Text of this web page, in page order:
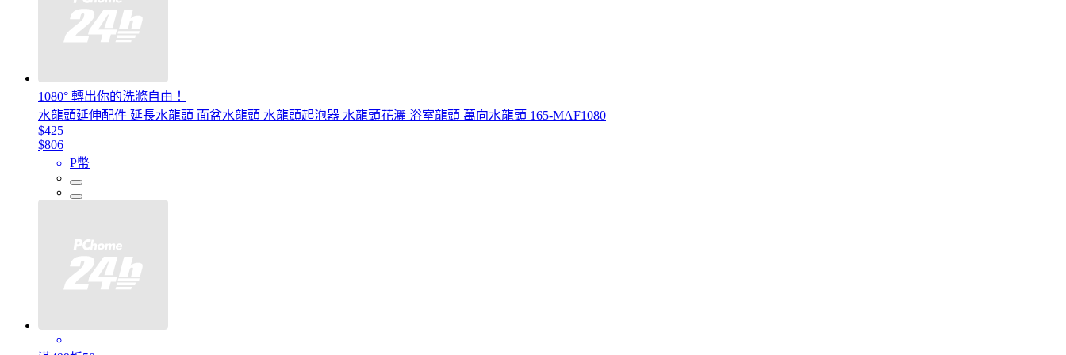
1080° 轉出你的洗滌自由！
水龍頭延伸配件 延長水龍頭 面盆水龍頭 水龍頭起泡器 水龍頭花灑 浴室龍頭 萬向水龍頭 165-MAF1080
$425
$806
P幣